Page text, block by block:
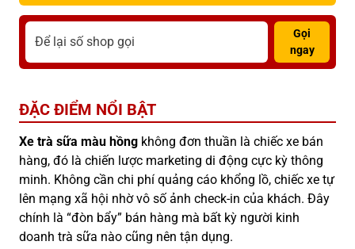
Gọi
ngay
ĐẶC ĐIỂM NỔI BẬT
Xe trà sữa màu hồng không đơn thuần là chiếc xe bán
hàng, đó là chiến lược marketing di động cực kỳ thông
minh. Không cần chi phí quảng cáo khổng lồ, chiếc xe tự
lên mạng xã hội nhờ vô số ảnh check-in của khách. Đây
chính là “đòn bẩy” bán hàng mà bất kỳ người kinh
doanh trà sữa nào cũng nên tận dụng.